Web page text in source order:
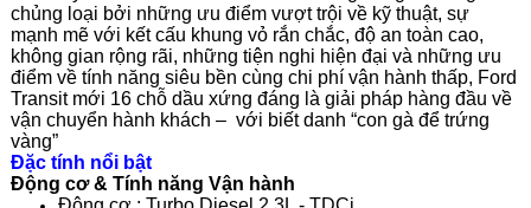
chủng loại bởi những ưu điểm vượt trội về kỹ thuật, sự
mạnh mẽ với kết cấu khung vỏ rắn chắc, độ an toàn cao,
không gian rộng rãi, những tiện nghi hiện đại và những ưu
điểm về tính năng siêu bền cùng chi phí vận hành thấp, Ford
Transit mới 16 chỗ dầu xứng đáng là giải pháp hàng đầu về
vận chuyển hành khách – với biết danh “con gà để trứng
vàng”
Đặc tính nổi bật
Động cơ & Tính năng Vận hành